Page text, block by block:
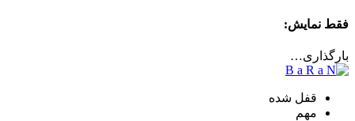
فقط نمایش:
بارگذاری…
قفل شده
مهم